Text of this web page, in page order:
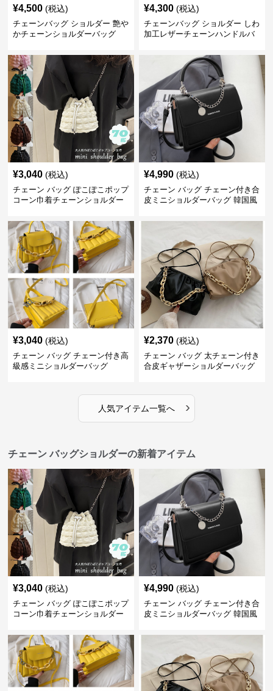
¥4,500 (税込)
チェーンバッグ ショルダー 艶や
かチェーンショルダーバッグ
¥4,300 (税込)
チェーンバッグ ショルダー しわ
加工レザーチェーンハンドルバ
¥3,040 (税込)
チェーン バッグ ぽこぽこポップ
コーン巾着チェーンショルダー
¥4,990 (税込)
チェーン バッグ チェーン付き合
皮ミニショルダーバッグ 韓国風
¥3,040 (税込)
チェーン バッグ チェーン付き高
級感ミニショルダーバッグ
¥2,370 (税込)
チェーン バッグ 太チェーン付き
合皮ギャザーショルダーバッグ
人気アイテム一覧へ ›
チェーン バッグショルダーの新着アイテム
¥3,040 (税込)
チェーン バッグ ぽこぽこポップ
コーン巾着チェーンショルダー
¥4,990 (税込)
チェーン バッグ チェーン付き合
皮ミニショルダーバッグ 韓国風